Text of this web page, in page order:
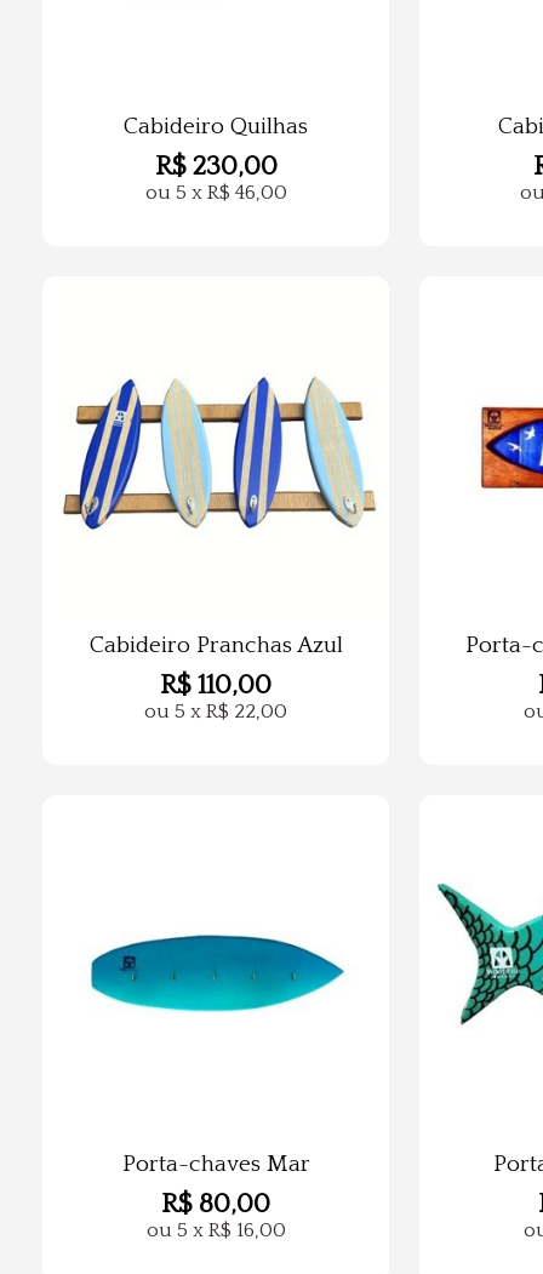
Cabideiro Quilhas
R$ 230,00
ou 5 x R$ 46,00
Cabideiro Pranchas Azul
R$ 110,00
ou 5 x R$ 22,00
Porta-
Porta-chaves Mar
R$ 80,00
ou 5 x R$ 16,00